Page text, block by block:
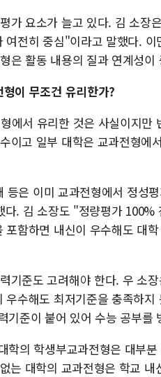
가 요소가 늘고 있다. 김 소장
여전히 중심"이라고 말했다.
은 활동 내용의 질과 연계성
이 무조건 유리한가?
에서 유리한 것은 사실이지만
이고 일부 대학은 교과전형에
은 이미 교과전형에서 정성
. 김 소장도 "정량평가 100%
함하면 내신이 우수해도 대
기준도 고려해야 한다. 우 소
우수해도 최저기준을 충족하
기준이 붙어 있어 수능 공부를
학의 학생부교과전형은 대부
는 대학의 교과전형은 학교